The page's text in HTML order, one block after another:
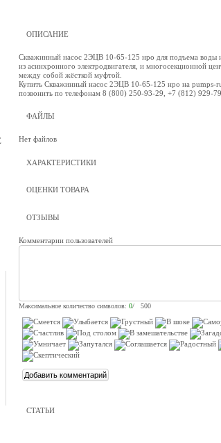
ОПИСАНИЕ
Скважинный насос 2ЭЦВ 10-65-125 нро для подъема воды
из асинхронного электродвигателя, и многосекционной
между собой жёсткой муфтой.
Купить Скважинный насос 2ЭЦВ 10-65-125 нро на pumps-
позвонить по телефонам 8 (800) 250-93-29, +7 (812) 929-
ФАЙЛЫ
Нет файлов
ХАРАКТЕРИСТИКИ
ОЦЕНКИ ТОВАРА
ОТЗЫВЫ
Комментарии пользователей
Максимальное количество символов: 0/ 500
СТАТЬИ